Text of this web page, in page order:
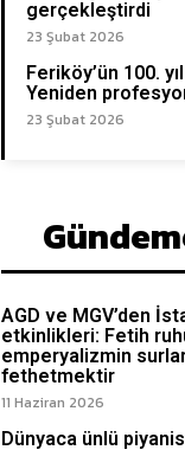
gerçekleştirdi
23 Şubat 2026
Feriköy’ün 100.
Yeniden
23 Şubat 2026
AGD ve MGV’den
etkinlikleri: Fetih
emperyalizmin
fethetmektir
11 Haziran 2026
Dünyaca ünlü